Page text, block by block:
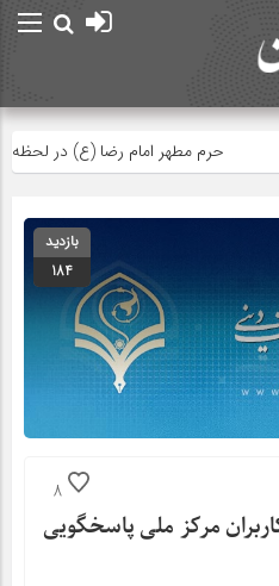
حرم مطهر امام رضا (ع) در لحظه
بازدید
184
8
مرکز ملی پاسخگویی